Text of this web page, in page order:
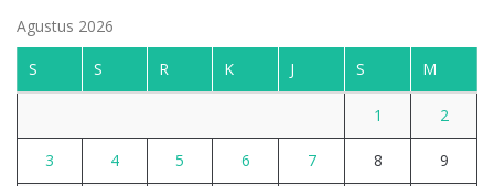
Agustus 2026
S S R K J S M
1 2
3 4 5 6 7 8 9